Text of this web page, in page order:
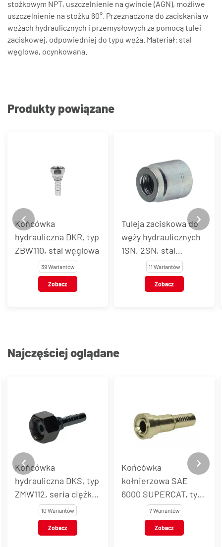
stożkowym NPT, uszczelnienie na gwincie (AGN), możliwe
uszczelnienie na stożku 60°. Przeznaczona do zaciskania w
wężach hydraulicznych i przemysłowych za pomocą tulei
zaciskowej, odpowiedniej do typu węża. Materiał: stal
węglowa, ocynkowana.
Produkty powiązane
Końcówka
hydrauliczna DKR, typ
ZBW110, stal węglowa
39 Wariantów
Zobacz
Tuleja zaciskowa do
węży hydraulicznych
1SN, 2SN, stal
węglowa, typ Z2TX
11 Wariantów
Zobacz
Najczęściej oglądane
Końcówka
hydrauliczna DKS, typ
ZMW112, seria ciężka,
stal węglowa
10 Wariantów
Zobacz
Końcówka
kołnierzowa SAE
6000 SUPERCAT, typ
ZSK113, stal węglowa
7 Wariantów
Zobacz